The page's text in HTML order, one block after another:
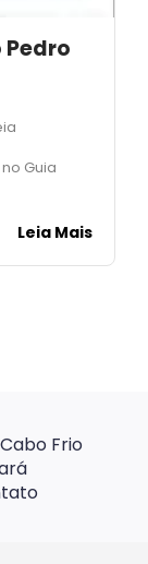
Pedro
Guia
Leia Mais
Cabo Frio